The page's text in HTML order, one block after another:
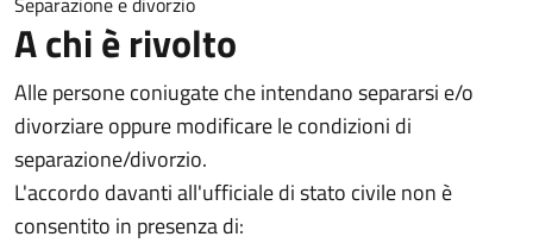
A chi è rivolto
Alle persone coniugate che intendano separarsi e/o
divorziare oppure modificare le condizioni di
separazione/divorzio.
L'accordo davanti all'ufficiale di stato civile non è
consentito in presenza di: